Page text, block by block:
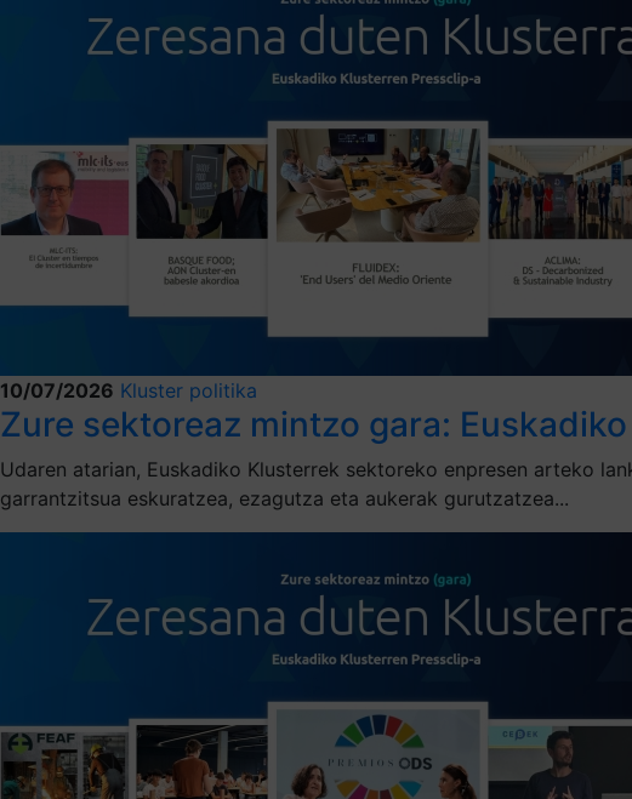
10/07/2026 Kluster politika
Zure sektoreaz mintzo gara:
Udaren atarian, Euskadiko Klusterrek sektoreko enpresen arteko
garrantzitsua eskuratzea, ezagutza eta aukerak gurutzatzea...